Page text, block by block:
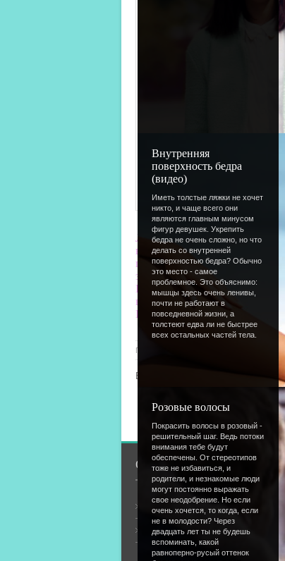
Внутренняя
поверхность бедра
(видео)
Иметь толстые ляжки не хочет
никто, и чаще всего они
являются главным минусом
фигур девушек. Укрепить
бедра не очень сложно, но что
делать со внутренней
поверхностью бедра? Обычно
это место - самое
проблемное. Это объяснимо:
мышцы здесь очень ленивы,
почти не работают в
повседневной жизни, а
толстеют едва ли не быстрее
всех остальных частей тела.
Розовые волосы
Покрасить волосы в розовый -
решительный шаг. Ведь потоки
внимания тебе будут
обеспечены. От стереотипов
тоже не избавиться, и
родители, и незнакомые люди
могут постоянно выражать
свое неодобрение. Но если
очень хочется, то когда, если
не в молодости? Через
двадцать лет ты не будешь
вспоминать, какой
равноперно-русый оттенок
Люди!!! У нас наконец-то
выложу про изменение
по поводу создания и
этих статей, пригласить меня
И самое главное: статьи
взломаю. Вот такая я вредная!
И еще у нас появилось:
Просмотров
Всего комментариев
Добавлять
О сайте
Общая информация
Форум